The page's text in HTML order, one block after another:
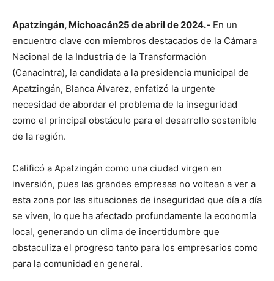
Apatzingán, Michoacán25 de abril de 2024.- En un
encuentro clave con miembros destacados de la Cámara
Nacional de la Industria de la Transformación
(Canacintra), la candidata a la presidencia municipal de
Apatzingán, Blanca Álvarez, enfatizó la urgente
necesidad de abordar el problema de la inseguridad
como el principal obstáculo para el desarrollo sostenible
de la región.
Calificó a Apatzingán como una ciudad virgen en
inversión, pues las grandes empresas no voltean a ver a
esta zona por las situaciones de inseguridad que día a día
se viven, lo que ha afectado profundamente la economía
local, generando un clima de incertidumbre que
obstaculiza el progreso tanto para los empresarios como
para la comunidad en general.